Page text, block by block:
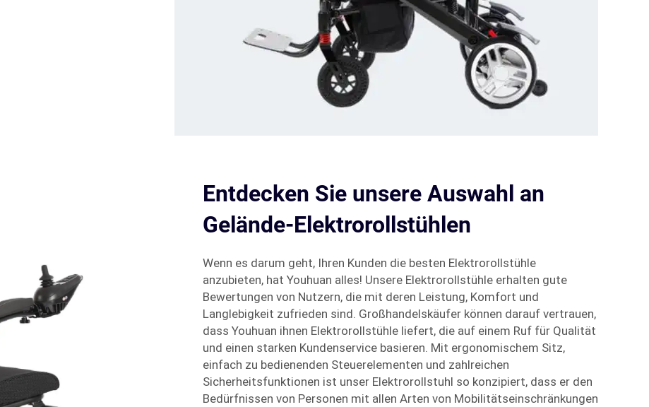
Entdecken Sie unsere Auswahl an
Gelände-Elektrorollstühlen
Wenn es darum geht, Ihren Kunden die besten Elektrorollstühle
anzubieten, hat Youhuan alles! Unsere Elektrorollstühle erhalten gute
Bewertungen von Nutzern, die mit deren Leistung, Komfort und
Langlebigkeit zufrieden sind. Großhandelskäufer können darauf vertrauen,
dass Youhuan ihnen Elektrorollstühle liefert, die auf einem Ruf für Qualität
und einen starken Kundenservice basieren. Mit ergonomischem Sitz,
einfach zu bedienenden Steuerelementen und zahlreichen
Sicherheitsfunktionen ist unser Elektrorollstuhl so konzipiert, dass er den
Bedürfnissen von Personen mit allen Arten von Mobilitätseinschränkungen